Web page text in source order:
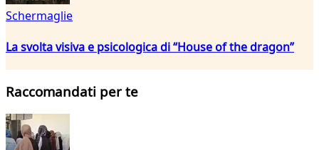
Schermaglie
La svolta visiva e psicologica di “House of the dragon”
Raccomandati per te